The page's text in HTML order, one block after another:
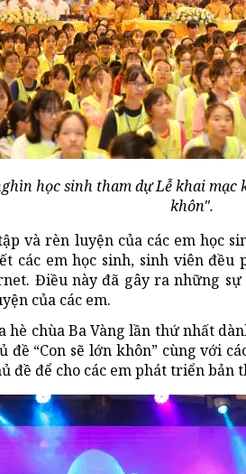
học sinh tham dự Lễ khai mạc
khôn".
và rèn luyện của các em học
các em học sinh, sinh viên
Điều này đã gây ra những
của các em.
hè chùa Ba Vàng lần thứ nhất
đề “Con sẽ lớn khôn” cùng với
đề để cho các em phát triển bản